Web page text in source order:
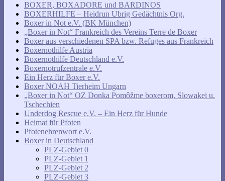
BOXER, BOXADORE und BARDINOS
BOXERHILFE – Heidrun Ubrig Gedächtnis Org.
Boxer in Not e.V. (BK München)
„Boxer in Not“ Frankreich des Vereins Terre de Boxer
Boxer aus verschiedenen SPA bzw. Refuges aus Frankreich
Boxernothilfe Austria
Boxernothilfe Deutschland e.V.
Boxernotrufzentrale e.V.
Ein Herz für Boxer e.V.
Boxer NOAH Tierheim Ungarn
„Boxer in Not“ OZ Donka Pomôžme boxerom, Slowakei u.
Tschechien
Underdog Rescue e.V. – Ein Herz für Hunde
Heimat für Pfoten
Pfotenehrenwort e.V.
Boxer in Deutschland
PLZ-Gebiet 0
PLZ-Gebiet 1
PLZ-Gebiet 2
PLZ-Gebiet 3